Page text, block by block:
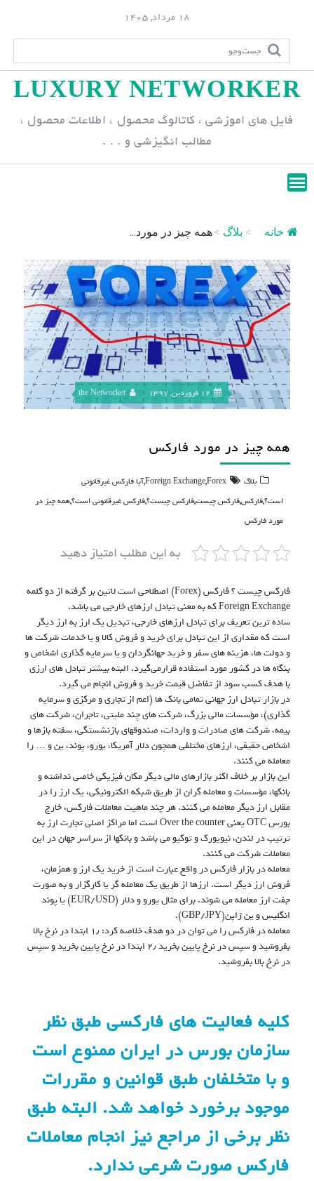
p
n
18 مرداد, 1405
LUXURY NETWORKER
فایل های اموزشی ، کاتالوگ محصول ، اطلاعات محصول ،
مطالب انگیزشی و . . .
خانه > بلاگ >همه چیز در مورد...
12 فروردین, 1397 the Networker
همه چیز در مورد فارکس
بلاگ Foreign Exchange,Forex
,آیا فارکس غیرقانونی
است؟,فارکس,فارکس چیست,فارکس چیست؟,فارکس غیرقانونی است؟,همه چیز در
مورد فارکس
به این مطلب امتیاز دهید
فارکس چیست ؟ فارکس (Forex) اصطلاحی است لاتین بر گرفته از دو کلمه
Foreign Exchange که به معنی تبادل ارزهای خارجی می باشد.
ساده ترین تعریف برای تبادل ارزهای خارجی، تبدیل یک ارز به ارز دیگر
است که مقداری از این تبادل برای خرید و فروش کالا و یا خدمات شرکت ها
و دولت ها، هزینه های سفر و خرید جهانگردان و یا سرمایه گذاری اشخاص و
بنگاه ها در کشور مورد استفاده قرارمی‌گیرد. البته بیشتر تبادل های ارزی
با هدف کسب سود از تفاضل قیمت خرید و فروش انجام می گیرد.
در بازار تبادل ارز جهانی تمامی بانک ها (اعم از تجاری و مرکزی و سرمایه
گذاری)، مؤسسات مالی بزرگ، شرکت های چند ملیتی، تاجران، شرکت های
بیمه، شرکت های صادرات و واردات، صندوقهای بازنشستگی، سفته بازها و
اشخاص حقیقی، ارزهای مختلفی همچون دلار آمریکا، یورو، پوند، ین و … را
معامله می کنند.
این بازار بر خلاف اکثر بازارهای مالی دیگر مکان فیزیکی خاصی نداشته و
بانکها، مؤسسات و معامله گران از طریق شبکه الکترونیکی، یک ارز را در
مقابل ارز دیگر معامله می کنند. هر چند ماهیت معاملات فارکس، خارج
بورس OTC یعنی Over the counter است اما مراکز اصلی تجارت ارز به
ترتیب در لندن، نیویورک و توکیو می باشد و بانکها از سراسر جهان در این
معاملات شرکت می کنند.
معامله در بازار فارکس در واقع عبارت است از خرید یک ارز و همزمان،
فروش ارز دیگر است. ارزها از طریق یک معامله گر یا کارگزار و به صورت
جفت ارز معامله می شوند. برای مثال یورو و دلار (EUR/USD) یا پوند
انگلیس و ین ژاپن(GBP/JPY).
معامله در فارکس را می توان در دو هدف خلاصه کرد: ۱٫ ابتدا در نرخ بالا
بفروشید و سپس در نرخ پایین بخرید ۲٫ ابتدا در نرخ پایین بخرید و سپس
در نرخ بالا بفروشید.
کلیه فعالیت های فارکسی طبق نظر
سازمان بورس در ایران ممنوع است
و با متخلفان طبق قوانین و مقررات
موجود برخورد خواهد شد. البته طبق
نظر برخی از مراجع نیز انجام معاملات
فارکس صورت شرعی ندارد.